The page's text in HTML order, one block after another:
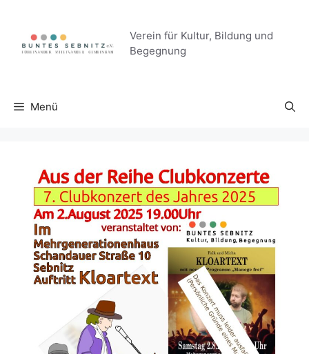
springen
Verein für Kultur, Bildung und
Begegnung
Menü